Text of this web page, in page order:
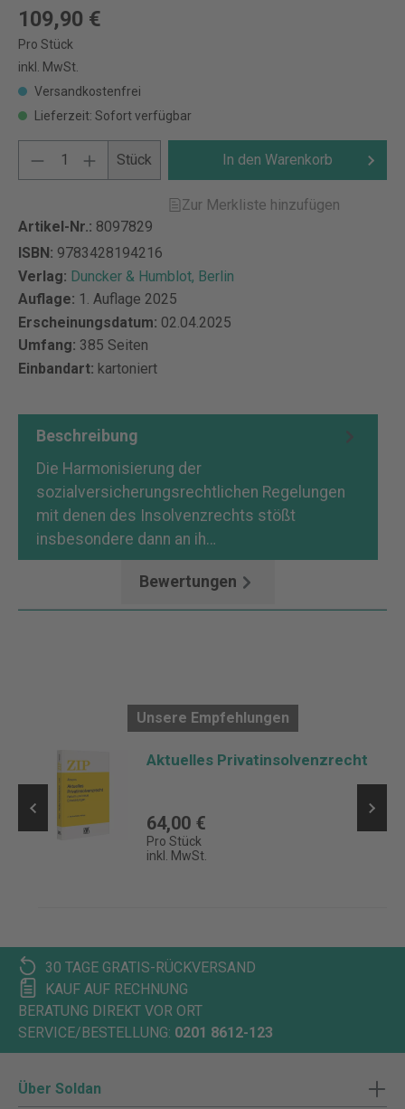
109,90 €
Pro Stück
inkl. MwSt.
Versandkostenfrei
Lieferzeit: Sofort verfügbar
Stück In den Warenkorb
Zur Merkliste hinzufügen
Artikel-Nr.: 8097829
ISBN: 9783428194216
Verlag: Duncker & Humblot, Berlin
Auflage: 1. Auflage 2025
Erscheinungsdatum: 02.04.2025
Umfang: 385 Seiten
Einbandart: kartoniert
Beschreibung
Die Harmonisierung der
sozialversicherungsrechtlichen Regelungen
mit denen des Insolvenzrechts stößt
insbesondere dann an ih…
Bewertungen
Unsere Empfehlungen
Aktuelles Privatinsolvenzrecht
64,00 €
Pro Stück
inkl. MwSt.
30 TAGE GRATIS-RÜCKVERSAND
KAUF AUF RECHNUNG
BERATUNG DIREKT VOR ORT
SERVICE/BESTELLUNG: 0201 8612-123
Über Soldan